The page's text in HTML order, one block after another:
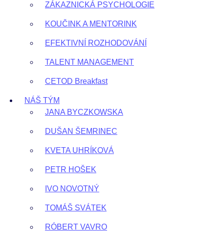
ZÁKAZNICKÁ PSYCHOLOGIE
KOUČINK A MENTORINK
EFEKTIVNÍ ROZHODOVÁNÍ
TALENT MANAGEMENT
CETOD Breakfast
NÁŠ TÝM
JANA BYCZKOWSKA
DUŠAN ŠEMRINEC
KVETA UHRÍKOVÁ
PETR HOŠEK
IVO NOVOTNÝ
TOMÁŠ SVÁTEK
RÓBERT VAVRO